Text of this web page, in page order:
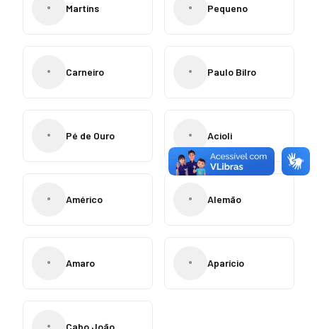
• Martins • Pequeno
• Carneiro • Paulo Bilro
• Pé de Ouro • Acioli
• Américo • Alemão
• Amaro • Aparício
Cabo João